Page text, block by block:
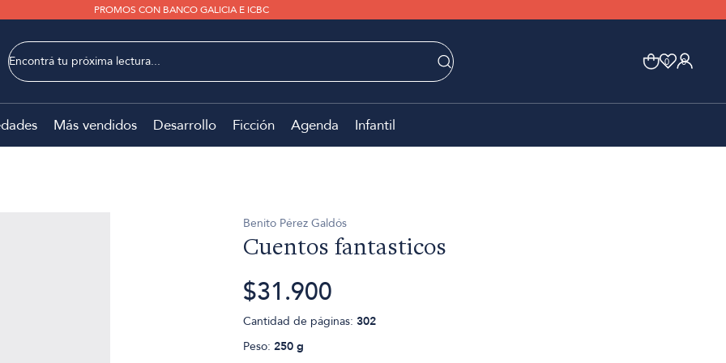
PROMOS CON BANCO GALICIA E ICBC
0 0
Más vendidos Desarrollo Ficción Agenda Infantil
Benito Pérez Galdós
Cuentos fantasticos
$31.900
Cantidad de páginas: 302
Peso: 250 g